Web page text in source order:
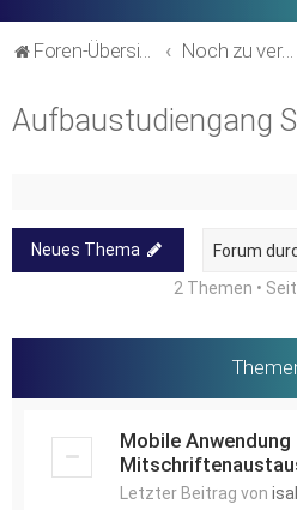
Foren-Übersicht Noch zu verschieben in andere Bereiche (alte Forumsstruktur)
Aufbaustudiengang
Neues Thema
2 Themen •
Mobile
Letzter Beitrag von